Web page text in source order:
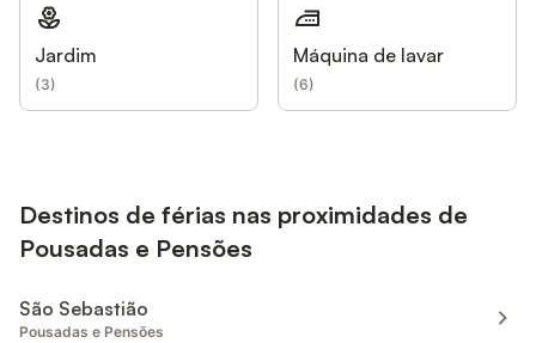
Jardim
(3)
Máquina de lavar
(6)
Destinos de férias nas proximidades de
Pousadas e Pensões
São Sebastião
Pousadas e Pensões